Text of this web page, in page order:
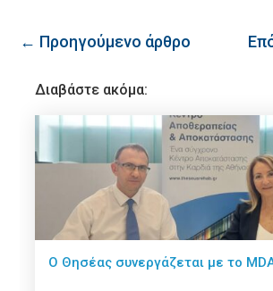
← Προηγούμενο άρθρο
Διαβάστε ακόμα:
Ο Θησέας συνεργάζεται με το